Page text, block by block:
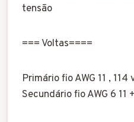
tensão
=== Voltas====
Primário fio AWG 11 ,
Secundário fio AWG 6 11